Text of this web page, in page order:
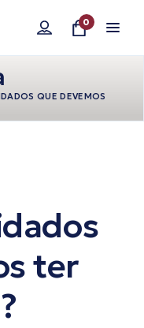
0
QUE DEVEMOS
ter